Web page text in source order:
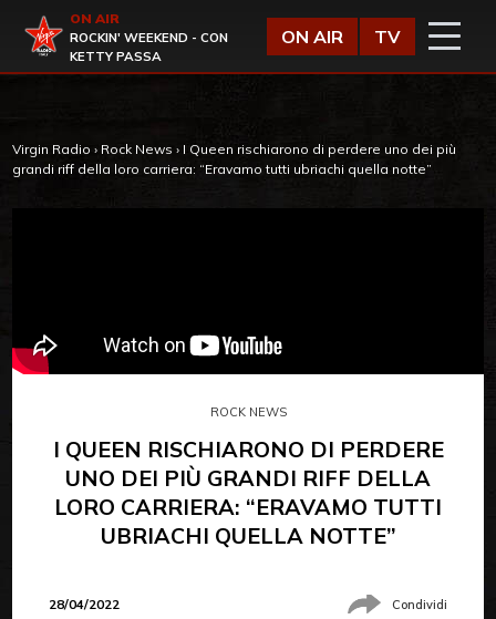
Virgin Radio
ON AIR
ROCKIN' WEEKEND - CON
KETTY PASSA
ON AIR TV
Virgin Radio › Rock News › I Queen rischiarono di perdere uno dei più
grandi riff della loro carriera: “Eravamo tutti ubriachi quella notte”
ROCK NEWS
I QUEEN RISCHIARONO DI PERDERE
UNO DEI PIÙ GRANDI RIFF DELLA
LORO CARRIERA: “ERAVAMO TUTTI
UBRIACHI QUELLA NOTTE”
28/04/2022 Condividi